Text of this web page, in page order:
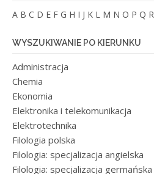
A B C D E F G H I J K L M N O P Q R
WYSZUKIWANIE PO KIERUNKU
Administracja
Chemia
Ekonomia
Elektronika i telekomunikacja
Elektrotechnika
Filologia polska
Filologia: specjalizacja angielska
Filologia: specjalizacja germańska